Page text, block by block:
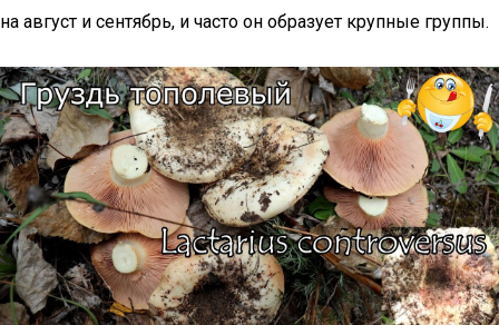
на август и сентябрь, и часто он образует крупные группы.